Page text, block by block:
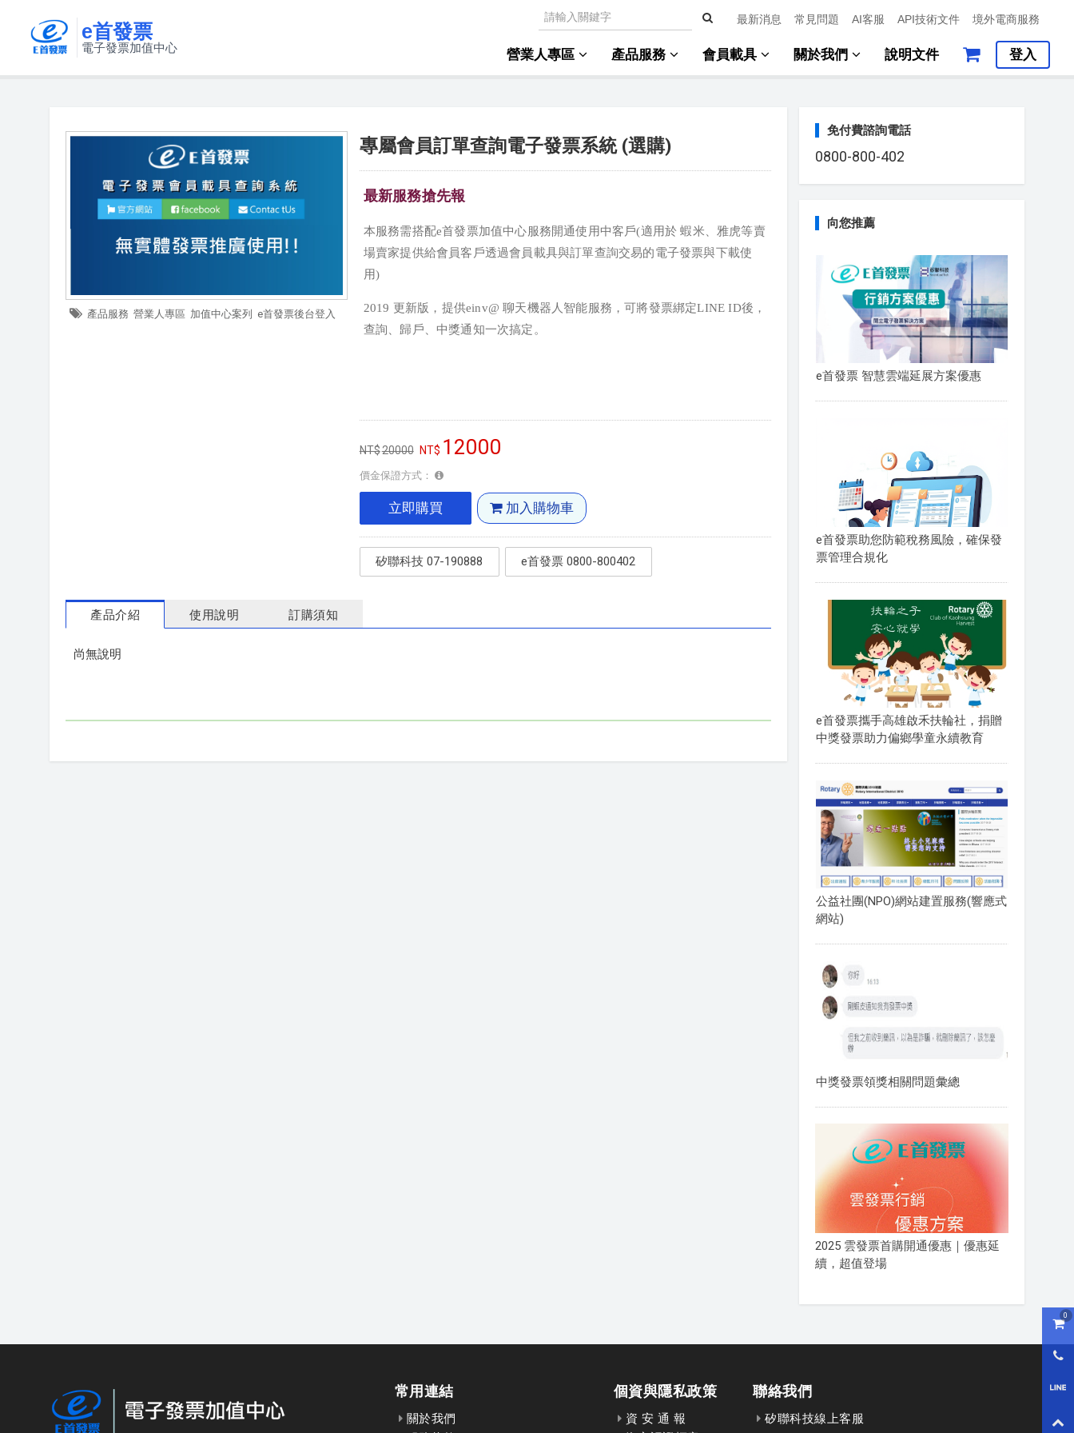
購
0
回
e首發票
電子發票加值中心
最新消息 常見問題 AI客服 API技術文件 境外電商服務
營業人專區 產品服務 會員載具 關於我們 說明文件 登入
產品服務 營業人專區 加值中心案列 e首發票後台登入
專屬會員訂單查詢電子發票系統 (選購)
最新服務搶先報
本服務需搭配e首發票加值中心服務開通使用中客戶(適用於 蝦米、雅虎等賣
場賣家提供給會員客戶透過會員載具與訂單查詢交易的電子發票與下載使
用)
2019 更新版，提供einv@ 聊天機器人智能服務，可將發票綁定LINE ID後，
查詢、歸戶、中獎通知一次搞定。
20000 12000
價金保證方式：
立即購買 加入購物車
矽聯科技 07-190888 e首發票 0800-800402
產品介紹 使用說明 訂購須知
尚無說明
免付費諮詢電話
0800-800-402
向您推薦
e首發票 智慧雲端延展方案優惠
e首發票助您防範稅務風險，確保發
票管理合規化
e首發票攜手高雄啟禾扶輪社，捐贈
中獎發票助力偏鄉學童永續教育
公益社團(NPO)網站建置服務(響應式
網站)
中獎發票領獎相關問題彙總
2025 雲發票首購開通優惠｜優惠延
續，超值登場
常用連結
關於我們
個資與隱私政策
資 安 通 報
聯絡我們
矽聯科技線上客服